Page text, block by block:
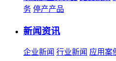
务 停产产品
新闻资讯
企业新闻 行业新闻 应用案